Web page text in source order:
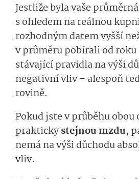
Jestliže byla vaše
s ohledem na reálnou
rozhodným datem vyšší
v průměru pobírali od roku
stávající pravidla na výši
negativní vliv – alespoň
rovině.
Pokud jste v průběhu
praktickystejnou mzdu,
nemá na výši důchodu
vliv.